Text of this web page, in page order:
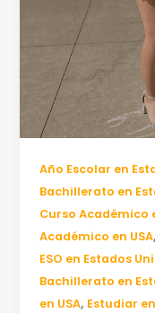
Año Escolar en
Bachillerato en
Curso Académico
Académico en USA,
ESO en Estados
Bachillerato en
en USA, Estudiar